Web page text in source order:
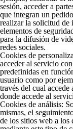
sesión, acceder a
que integran un
realizar la solicitud de
elementos de
para la difusión de
redes sociales.
Cookies de
acceder al servicio
predefinidas en
usuario como por
través del cual
donde accede al
Cookies de análisis:
mismas, el
de los sitios web a los